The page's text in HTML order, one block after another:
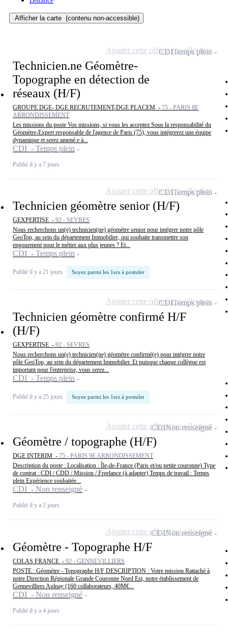
Afficher la carte (contenu non-accessible)
Technicien.ne Géomètre-
Topographe en détection de
réseaux (H/F)
GROUPE DGE- DGE RECRUTEMENT-DGE PLACEM - 75 - PARIS 8E
ARRONDISSEMENT
Les missions du poste Vos missions, si vous les acceptez Sous la responsabilité du
Géomètre-Expert responsable de l'agence de Paris (75), vous intégrerez une équipe
dynamique et serez amené.e à...
CDI - Temps plein
Publié il y a 7 jours
CDITemps plein
Ajouter cette offre à ma sélection
Technicien géomètre senior (H/F)
GEXPERTISE - 92 - SEVRES
Nous recherchons un(e) technicien(ne) géomètre senior pour intégrer notre pôle
GeoTop, au sein du département Immobilier, qui souhaite transmettre son
engouement pour le métier aux plus jeunes ? Et...
CDI - Temps plein
Publié il y a 21 jours Soyez parmi les 1ers à postuler
CDITemps plein
Ajouter cette offre à ma sélection
Technicien géomètre confirmé H/F
(H/F)
GEXPERTISE - 92 - SEVRES
Nous recherchons un(e) technicien(ne) géomètre confirmé(e) pour intégrer notre
pôle GeoTop, au sein du département Immobilier. Et puisque chaque collègue est
important pour l'entreprise, vous serez...
CDI - Temps plein
Publié il y a 25 jours Soyez parmi les 1ers à postuler
CDITemps plein
Ajouter cette offre à ma sélection
Géomètre / topographe (H/F)
DGE INTERIM - 75 - PARIS 9E ARRONDISSEMENT
Description du poste : Localisation : Île-de-France (Paris et/ou petite couronne) Type
de contrat : CDI / CDD / Mission / Freelance (à adapter) Temps de travail : Temps
plein Expérience souhaitée...
CDI - Non renseigné
Publié il y a 2 jours
CDINon renseigné
Ajouter cette offre à ma sélection
Géomètre - Topographe H/F
COLAS FRANCE - 92 - GENNEVILLIERS
POSTE : Géomètre - Topographe H/F DESCRIPTION : Votre mission Rattaché à
notre Direction Régionale Grande Couronne Nord Est, notre établissement de
Gennevilliers Aulnay (160 collaborateurs, 40M€...
CDI - Non renseigné
Publié il y a 4 jours
CDINon renseigné
Ajouter cette offre à ma sélection